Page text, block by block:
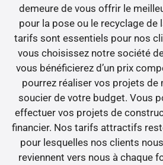
demeure de vous offrir le
pour la pose ou le recyclage de
tarifs sont essentiels pour nos
vous choisissez notre société
vous bénéficierez d’un prix
pourrez réaliser vos projets de
soucier de votre budget. Vous
effectuer vos projets de
financier. Nos tarifs attractifs
pour lesquelles nos clients
reviennent vers nous à chaque